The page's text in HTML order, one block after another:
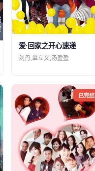
爱·回家之开心速递
刘丹,单立文,汤盈盈
已完结